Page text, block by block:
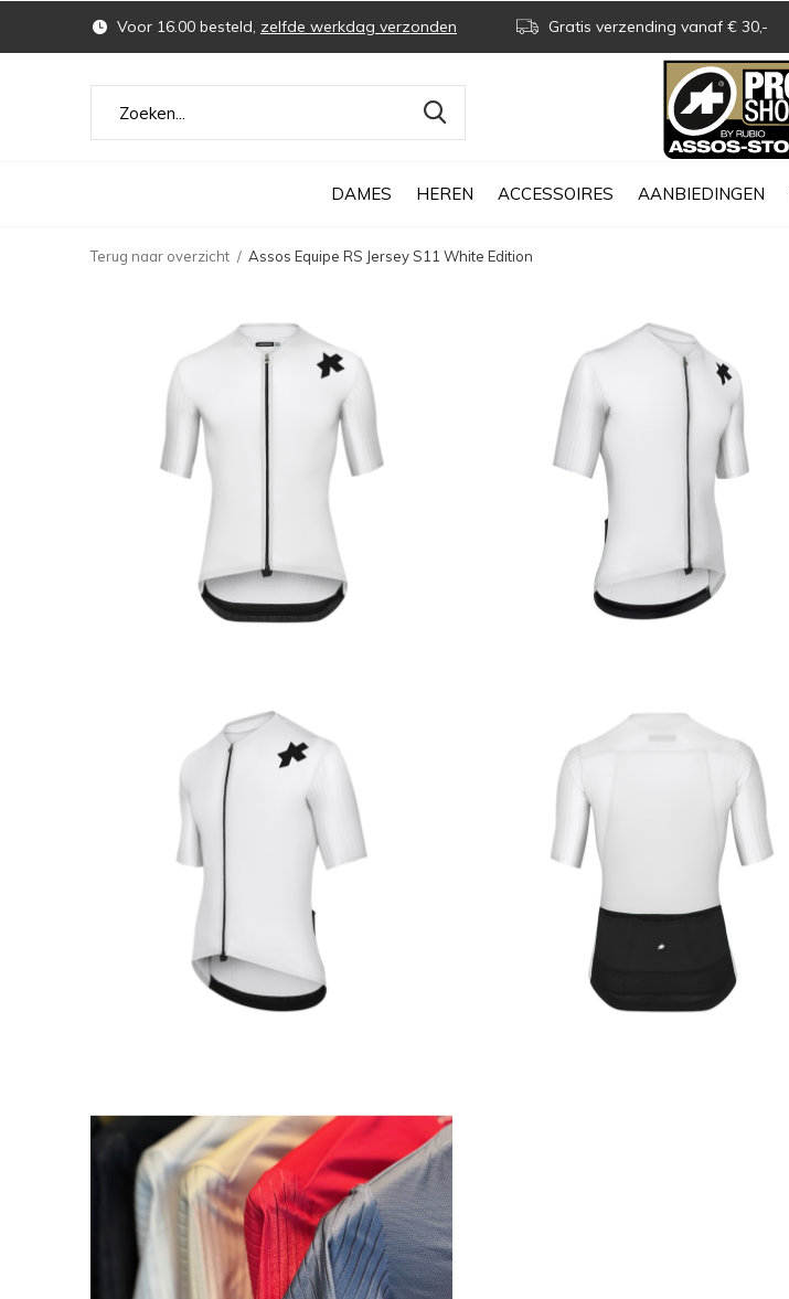
DAMES HEREN ACCESSOIRES AANBIEDINGEN
Voor 16.00 besteld, zelfde werkdag verzonden Gratis verzending vanaf € 30,-
Terug naar overzicht Assos Equipe RS Jersey S11 White Edition